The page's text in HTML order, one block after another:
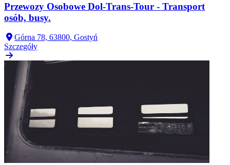
Przewozy Osobowe Dol-Trans-Tour - Transport
osób, busy.
Górna 78, 63800, Gostyń
Szczegóły